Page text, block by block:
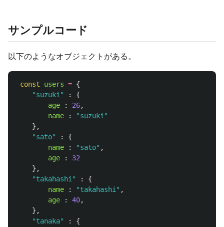
サンプルコード
以下のようなオブジェクトがある。
const users = {
"suzuki " :
{
age
: 26,
name
: "suzuki "
},
"sato" :
{
name
: "sato" ,
age
:
32
},
"takahashi " :
{
name
: "takahashi " ,
age
: 40,
},
"tanaka" :
{